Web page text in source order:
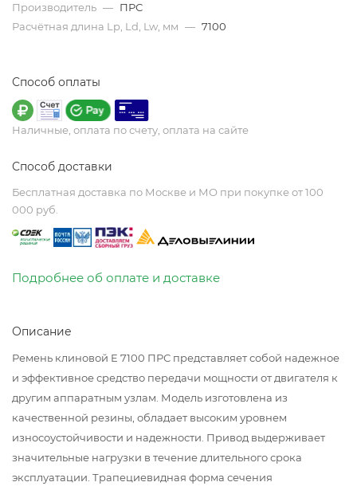
Производитель — ПРС
Расчётная длина Lp, Ld, Lw, мм — 7100
Способ оплаты
Наличные, оплата по счету, оплата на сайте
Способ доставки
Бесплатная доставка по Москве и МО при покупке от 100
000 руб.
Подробнее об оплате и доставке
Описание
Ремень клиновой E 7100 ПРС представляет собой надежное
и эффективное средство передачи мощности от двигателя к
другим аппаратным узлам. Модель изготовлена из
качественной резины, обладает высоким уровнем
износоустойчивости и надежности. Привод выдерживает
значительные нагрузки в течение длительного срока
эксплуатации. Трапециевидная форма сечения